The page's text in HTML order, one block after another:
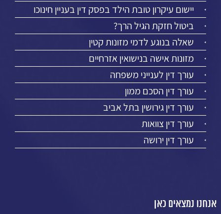
יישום עיקרון טובת הילד בפסק דין בעניין חינוכו
ביטול חזקת הגיל הרך?
שאלה בנוגע לדמי מזונות קטין
מזונות אישה בנישואין אזרחיים
עורך דין לענייני משפחה
עורך דין הסכם ממון
עורך דין גירושין בתל אביב
עורך דין צוואות
עורך דין ירושה
אנחנו נמצאים כאן